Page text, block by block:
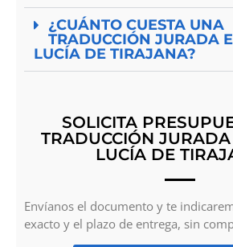
¿CUÁNTO CUESTA UNA
TRADUCCIÓN JURADA
LUCÍA DE TIRAJANA?
SOLICITA
TRADUCCIÓN
LUCÍA DE
Envíanos el documento y te
exacto y el plazo de entrega, sin